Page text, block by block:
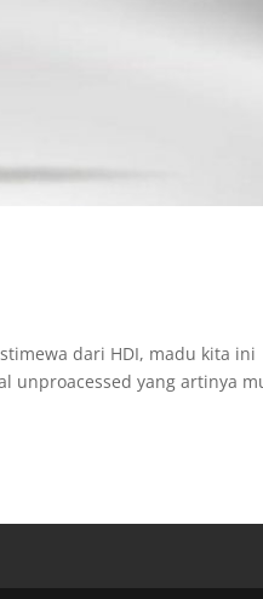
dari HDI, madu kita ini
unproacessed yang artinya